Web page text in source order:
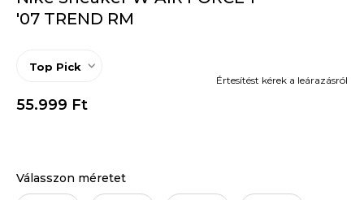
'07 TREND RM
Top Pick
55.999 Ft
Értesítést kérek a leárazásról
Válasszon méretet